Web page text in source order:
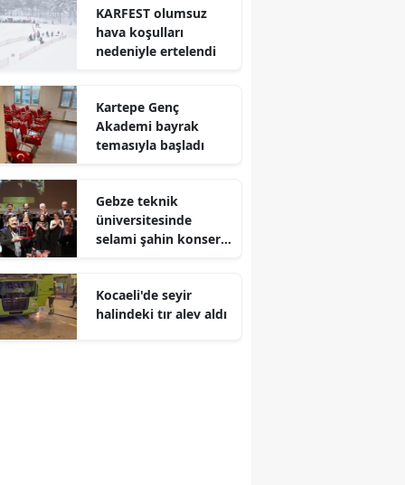
Konya
Malatya
Manisa
Mardin
Muş
KARFEST olumsuz
hava koşulları
nedeniyle ertelendi
Kartepe Genç
Akademi bayrak
temasıyla başladı
Gebze teknik
üniversitesinde
selami şahin konseri
Kocaeli'de seyir
halindeki tır alev aldı